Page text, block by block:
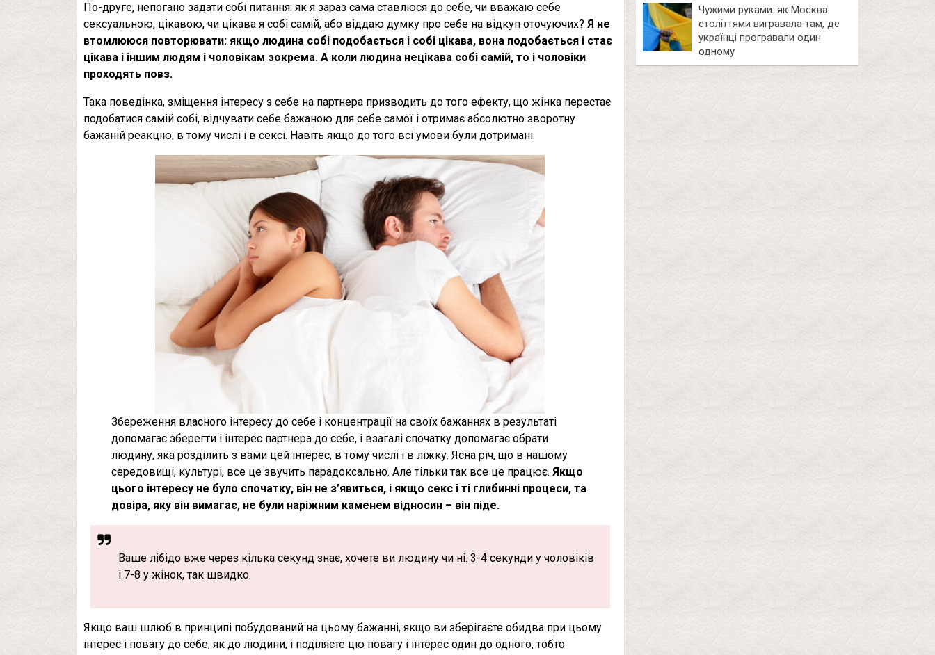
По-друге, непогано задати собі питання: як я зараз сама ставлюся до себе, чи вважаю себе
сексуальною, цікавою, чи цікава я собі самій, або віддаю думку про себе на відкуп оточуючих? Я не
втомлююся повторювати: якщо людина собі подобається і собі цікава, вона подобається і стає
цікава і іншим людям і чоловікам зокрема. А коли людина нецікава собі самій, то і чоловіки
проходять повз.
Така поведінка, зміщення інтересу з себе на партнера призводить до того ефекту, що жінка перестає
подобатися самій собі, відчувати себе бажаною для себе самої і отримає абсолютно зворотну
бажаній реакцію, в тому числі і в сексі. Навіть якщо до того всі умови були дотримані.
Збереження власного інтересу до себе і концентрації на своїх бажаннях в результаті
допомагає зберегти і інтерес партнера до себе, і взагалі спочатку допомагає обрати
людину, яка розділить з вами цей інтерес, в тому числі і в ліжку. Ясна річ, що в нашому
середовищі, культурі, все це звучить парадоксально. Але тільки так все це працює. Якщо
цього інтересу не було спочатку, він не з’явиться, і якщо секс і ті глибинні процеси, та
довіра, яку він вимагає, не були наріжним каменем відносин – він піде.
Ваше лібідо вже через кілька секунд знає, хочете ви людину чи ні. 3-4 секунди у чоловіків
і 7-8 у жінок, так швидко.
Якщо ваш шлюб в принципі побудований на цьому бажанні, якщо ви зберігаєте обидва при цьому
інтерес і повагу до себе, як до людини, і поділяєте цю повагу і інтерес один до одного, тобто
Чужими руками: як Москва
століттями вигравала там, де
українці програвали один
одному